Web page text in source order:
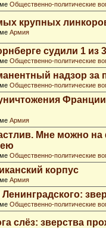
Общественно-политические
крупных
Армия
судили 1 из
Общественно-политические
надзор за
Общественно-политические
Армия
Мне можно
Общественно-политические
корпус
Армия
Ленинградского:
Общественно-политические
слёз: зверства